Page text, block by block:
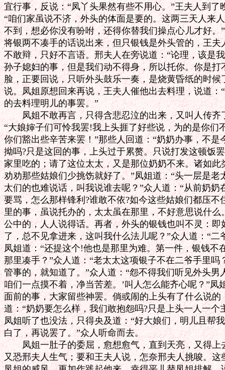
宜行事，反说：“凤丫头果然有些不用心。”王夫人到了
“咱们家虽说不济，外头的体面是要的。这两三天人来
不到，想必你没有吩咐，还得你替我们操点心儿才好。
将银两不凑手的话说出来，但只银钱是外头管的，王
不敢辩，只好不言语。邢夫人在旁说道：“论理，该是
孙子媳妇的事，但是我们动不得身，所以托你。你是打
脸，正要回说，只听外头鼓乐一奏，是烧黄昏纸的时
说。凤姐原想回来再说，王夫人催他出去料理，说道：
的去料理明儿的事罢。”
凤姐不敢再言，只得含悲忍泣的出来，又叫人传齐
“大娘婶子们可怜我罢!我上头捱了好些说，为的是你们
你们豁出些辛苦来罢！”那些人回道：“奶奶办事，不是
拗吗?只是这回的事，上头过于累赘。只说打发这顿饭
家里吃的；请了这位太太，又是那位奶奶不来。诸如此
劝劝那些姑娘们少挑饬就好了。”凤姐道：“头一层是老
太们的也难说话，叫我说谁去呢？”众人道：“从前奶奶
要骂，怎么那样锋利?谁敢不依?如今这些姑娘们都压不
里的事，虽说托办的，太太虽在那里，不好意思说什
公中的，人人说得话。再者，外头的银钱也叫不灵：
了，总不见拿进来，这叫我什么法儿呢？”众人道：“二
凤姐道：“还提这个!他也是那里为难。第一件，银钱不
那里凑手？”众人道：“老太太这项银子不在二爷手里吗
管事的，就知道了。”众人道：“怨不得我们听见外头男
咱们一点摸不着，净当苦差。’叫人怎么能齐心呢？”凤
面前的事，大家留些神罢。倘或闹的上头有了什么说的
道：“奶奶要怎么样，我们敢抱怨吗?只是上头一人一个
凤姐听了也没法，只得央及道：“好大娘们，明儿且帮
白了，再说罢了。”众人听命而去。
凤姐一肚子的委屈，愈想愈气，直到天亮，又得上
又恐邢夫人生气；要和王夫人说，怎奈邢夫人挑唆。